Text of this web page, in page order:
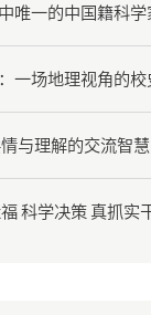
唯一的中国籍科学
一场地理视角的校
与理解的交流智慧